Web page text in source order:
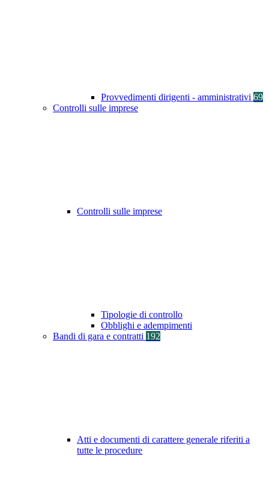
Provvedimenti dirigenti - amministrativi 69
Controlli sulle imprese
Controlli sulle imprese
Tipologie di controllo
Obblighi e adempimenti
Bandi di gara e contratti 192
Atti e documenti di carattere generale riferiti a
tutte le procedure